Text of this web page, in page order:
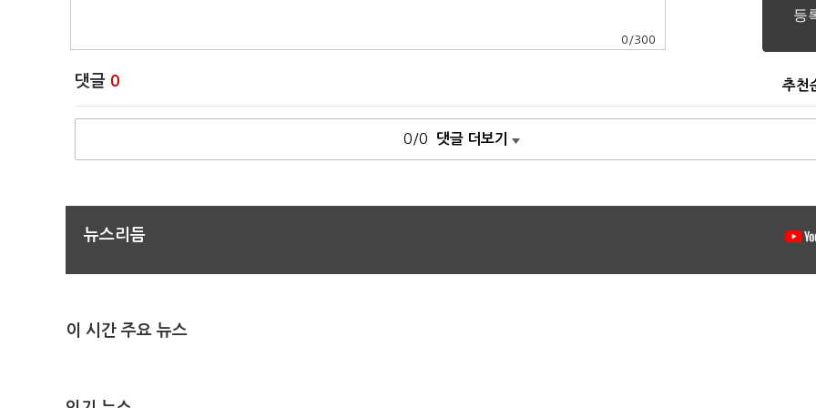
0 /300
댓글 0 추천
0/0 댓글 더보기
뉴스리듬
이 시간 주요 뉴스